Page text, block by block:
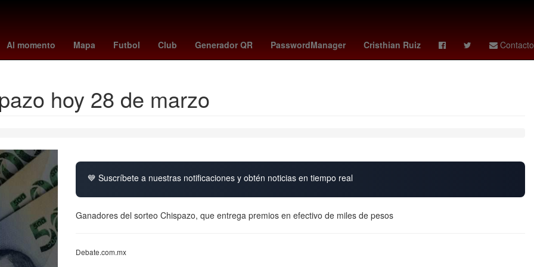
Al momento Mapa Futbol Club Generador QR PasswordManager Cristhian Ruiz Contacto
paloma cuevas warriors - pacers famalicão - porto FONCA Bitcoin Star Wars Valeria Marquez José Luis Álvarez
hoy 28 de marzo
💙 Suscríbete a nuestras notificaciones y obtén noticias en tiempo real
Ganadores del sorteo Chispazo, que entrega premios en efectivo de miles de pesos
Debate.com.mx